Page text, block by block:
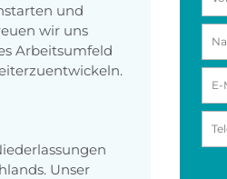
und
wir uns
Arbeitsumfeld
Unser